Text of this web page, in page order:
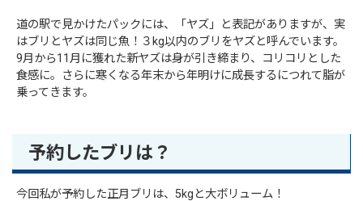
道の駅で見かけたパックには、「ヤズ」と表記がありますが、実
はブリとヤズは同じ魚！３kg以内のブリをヤズと呼んでいます。
9月から11月に獲れた新ヤズは身が引き締まり、コリコリとした
食感に。さらに寒くなる年末から年明けに成長するにつれて脂が
乗ってきます。
予約したブリは？
今回私が予約した正月ブリは、5kgと大ボリューム！